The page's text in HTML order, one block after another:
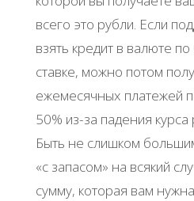
всего это рубли. Если
взять кредит в валюте
ставке, можно потом
ежемесячных платежей
50% из-за падения курса
Быть не слишком
«с запасом» на всякий
сумму, которая вам